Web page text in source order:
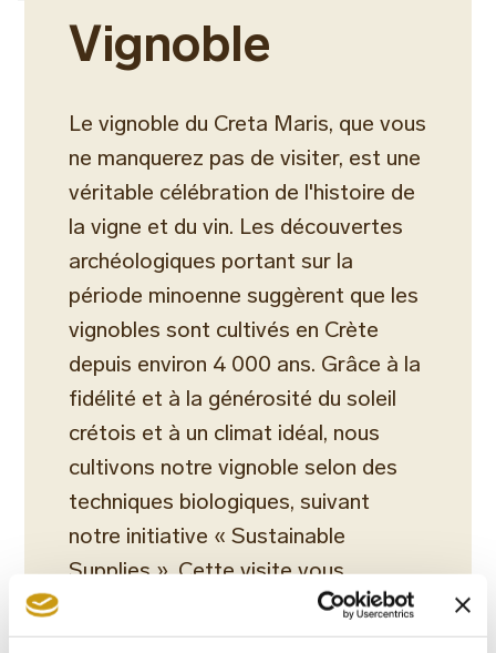
Vignoble
Le vignoble du Creta Maris, que vous
ne manquerez pas de visiter, est une
véritable célébration de l'histoire de
la vigne et du vin. Les découvertes
archéologiques portant sur la
période minoenne suggèrent que les
vignobles sont cultivés en Crète
depuis environ 4 000 ans. Grâce à la
fidélité et à la générosité du soleil
crétois et à un climat idéal, nous
cultivons notre vignoble selon des
techniques biologiques, suivant
notre initiative « Sustainable
Supplies ». Cette visite vous
permettra de connaître les cépages
locaux les plus renommés, des